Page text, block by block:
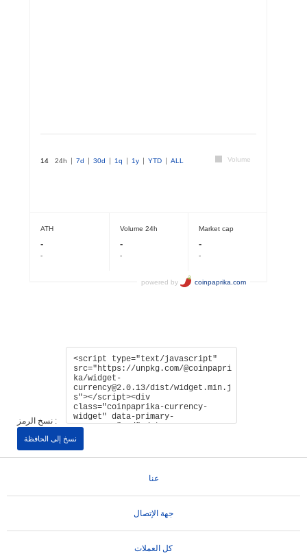
نسخ الرمز :
نسخ إلى الحافظة
عنا
جهة الإتصال
كل العملات